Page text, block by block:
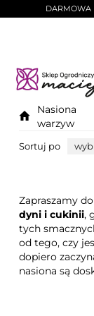
DARMOWA
Nasiona
warzyw
Sortuj po
Zapraszamy
dyni i cukinii,
tych
od tego, czy
dopiero
nasiona są